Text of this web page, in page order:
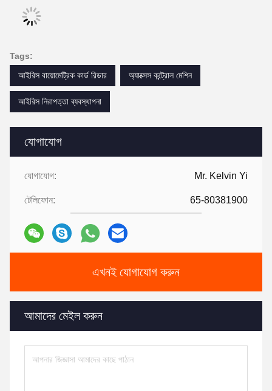
যোগাযোগ
যোগাযোগ: Mr. Kelvin Yi
টেলিফোন: 65-80381900
এখনই যোগাযোগ করুন
আমাদের মেইল করুন
Tags:
আইরিস বায়োমেট্রিক কার্ড রিডার
অ্যাক্সেস কন্ট্রোল মেশিন
আইরিস নিরাপত্তা ব্যবস্থাপনা